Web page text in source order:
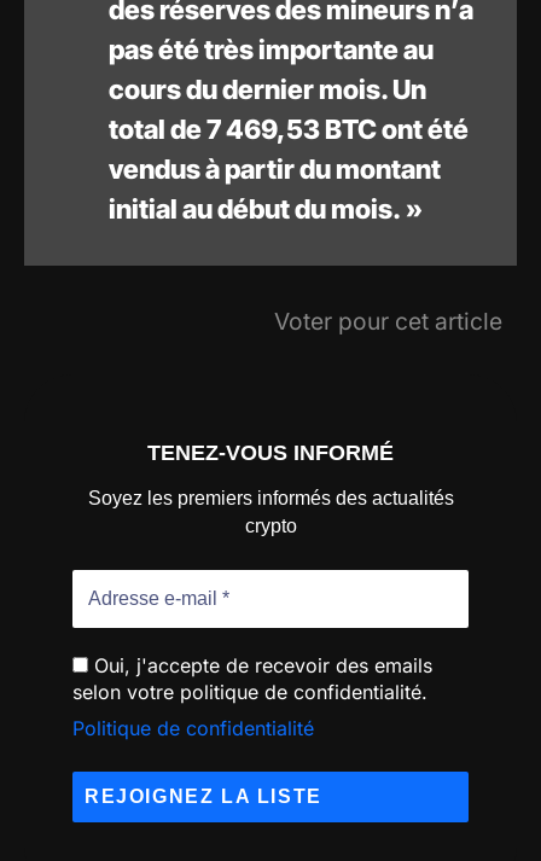
des réserves des mineurs n’a
pas été très importante au
cours du dernier mois. Un
total de 7 469,53 BTC ont été
vendus à partir du montant
initial au début du mois. »
Voter pour cet article
TENEZ-VOUS INFORMÉ
Soyez les premiers informés des actualités
crypto
Oui, j'accepte de recevoir des emails
selon votre politique de confidentialité.
Politique de confidentialité